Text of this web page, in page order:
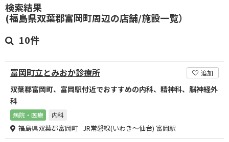
検索結果
(福島県双葉郡富岡町周辺の店舗/施設一覧）
10件
富岡町立とみおか診療所 追加
双葉郡富岡町、富岡駅付近でおすすめの内科、精神科、脳神経外
科
病院・医療 内科
福島県双葉郡富岡町 JR常磐線(いわき～仙台) 富岡駅